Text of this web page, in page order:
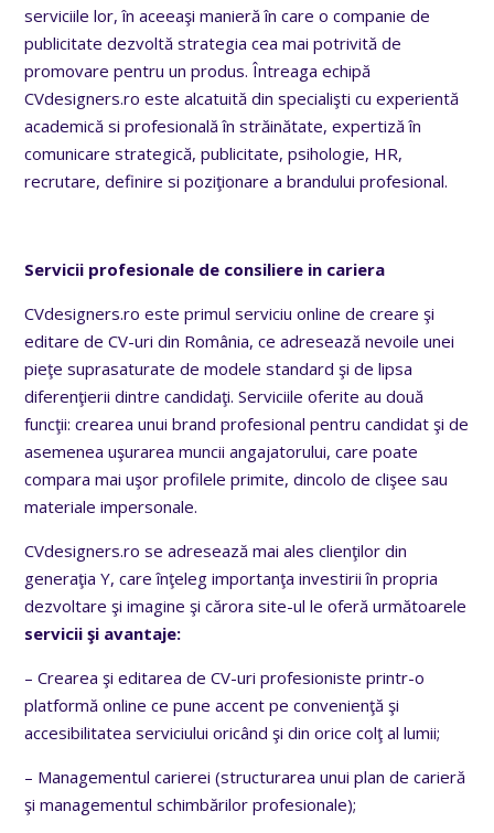
serviciile lor, în aceeaşi manieră în care o companie de
publicitate dezvoltă strategia cea mai potrivită de
promovare pentru un produs. Întreaga echipă
CVdesigners.ro este alcatuită din specialişti cu experientă
academică si profesională în străinătate, expertiză în
comunicare strategică, publicitate, psihologie, HR,
recrutare, definire si poziţionare a brandului profesional.
Servicii profesionale de consiliere in cariera
CVdesigners.ro este primul serviciu online de creare şi
editare de CV-uri din România, ce adresează nevoile unei
pieţe suprasaturate de modele standard şi de lipsa
diferenţierii dintre candidaţi. Serviciile oferite au două
funcţii: crearea unui brand profesional pentru candidat şi de
asemenea uşurarea muncii angajatorului, care poate
compara mai uşor profilele primite, dincolo de clişee sau
materiale impersonale.
CVdesigners.ro se adresează mai ales clienţilor din
generaţia Y, care înţeleg importanţa investirii în propria
dezvoltare şi imagine şi cărora site-ul le oferă următoarele
servicii şi avantaje:
– Crearea şi editarea de CV-uri profesioniste printr-o
platformă online ce pune accent pe convenienţă şi
accesibilitatea serviciului oricând şi din orice colţ al lumii;
– Managementul carierei (structurarea unui plan de carieră
şi managementul schimbărilor profesionale);